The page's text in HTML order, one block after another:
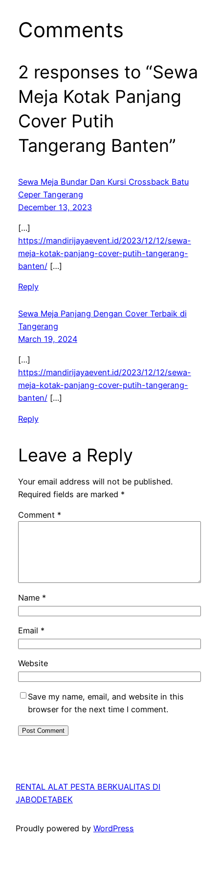
Comments
2 responses to “Sewa
Meja Kotak Panjang
Cover Putih
Tangerang Banten”
Sewa Meja Bundar Dan Kursi Crossback Batu
Ceper Tangerang
December 13, 2023
[…]
https://mandirijayaevent.id/2023/12/12/sewa-
meja-kotak-panjang-cover-putih-tangerang-
banten/[…]
Reply
Sewa Meja Panjang Dengan Cover Terbaik di
Tangerang
March 19, 2024
[…]
https://mandirijayaevent.id/2023/12/12/sewa-
meja-kotak-panjang-cover-putih-tangerang-
banten/[…]
Reply
Leave a Reply
Your email address will not be published.
Required fields are marked *
Comment *
Name *
Email *
Website
Save my name, email, and website in this
browser for the next time I comment.
RENTAL ALAT PESTA BERKUALITAS DI
JABODETABEK
Proudly powered by WordPress